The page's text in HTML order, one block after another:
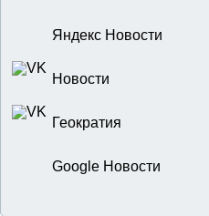
Яндекс Новости
Новости
Геократия
Google Новости